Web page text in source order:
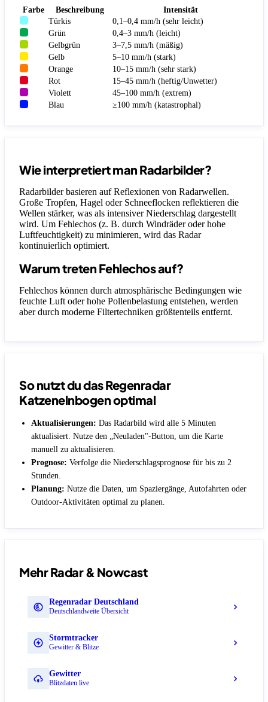
Farbe Beschreibung
Intensität
Türkis
0,1–0,4 mm/h (sehr leicht)
Grün
0,4–3 mm/h (leicht)
Gelbgrün
3–7,5 mm/h (mäßig)
Gelb
5–10 mm/h (stark)
Orange
10–15 mm/h (sehr stark)
Rot
15–45 mm/h (heftig/Unwetter)
Violett
45–100 mm/h (extrem)
Blau
≥100 mm/h (katastrophal)
Wie interpretiert man Radarbilder?
Radarbilder basieren auf Reflexionen von Radarwellen.
Große Tropfen, Hagel oder Schneeflocken reflektieren die
Wellen stärker, was als intensiver Niederschlag dargestellt
wird. Um Fehlechos (z. B. durch Windräder oder hohe
Luftfeuchtigkeit) zu minimieren, wird das Radar
kontinuierlich optimiert.
Warum treten Fehlechos auf?
Fehlechos können durch atmosphärische Bedingungen wie
feuchte Luft oder hohe Pollenbelastung entstehen, werden
aber durch moderne Filtertechniken größtenteils entfernt.
So nutzt du das Regenradar
Katzenelnbogen optimal
Aktualisierungen: Das Radarbild wird alle 5 Minuten
aktualisiert. Nutze den „Neuladen"-Button, um die Karte
manuell zu aktualisieren.
Prognose: Verfolge die Niederschlagsprognose für bis zu 2
Stunden.
Planung: Nutze die Daten, um Spaziergänge, Autofahrten oder
Outdoor-Aktivitäten optimal zu planen.
Mehr Radar & Nowcast
Regenradar Deutschland
Deutschlandweite Übersicht
Stormtracker
Gewitter & Blitze
Gewitter
Blitzdaten live